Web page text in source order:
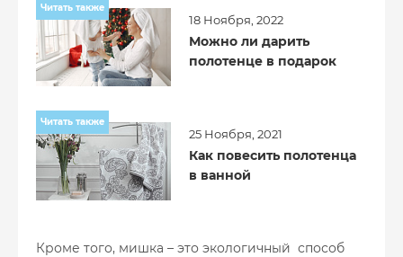
Читать также
18 Ноября, 2022
Можно ли дарить
полотенце в подарок
Читать также
25 Ноября, 2021
Как повесить полотенца
в ванной
Кроме того, мишка – это экологичный способ